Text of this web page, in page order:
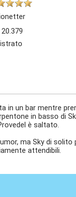
20.379
in un bar mentre
in basso di
è saltato.
ma Sky di solito
attendibili.